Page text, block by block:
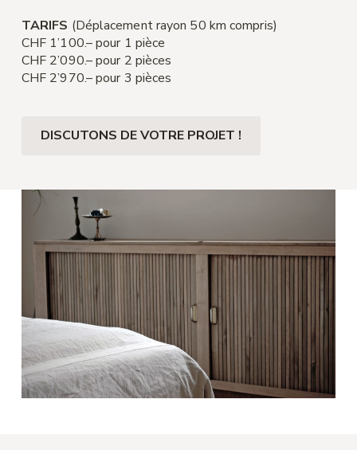
TARIFS (Déplacement rayon 50 km compris)
CHF 1’100.– pour 1 pièce
CHF 2’090.– pour 2 pièces
CHF 2’970.– pour 3 pièces
DISCUTONS DE VOTRE PROJET !​